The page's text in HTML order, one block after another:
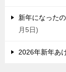
新年になった
月5日
2026年新年あ